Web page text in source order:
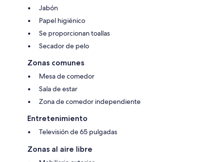
Jabón
Papel higiénico
Se proporcionan toallas
Secador de pelo
Zonas comunes
Mesa de comedor
Sala de estar
Zona de comedor independiente
Entretenimiento
Televisión de 65 pulgadas
Zonas al aire libre